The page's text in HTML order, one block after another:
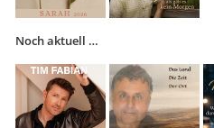
Noch aktuell …